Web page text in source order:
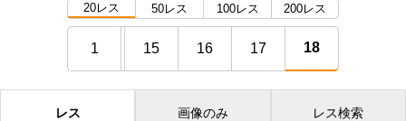
20レス 50レス 100レス 200レス
1 15 16 17 18
レス 画像のみ レス検索